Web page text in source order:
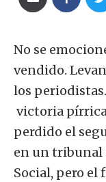
No se
vendido.
los
victoria
perdido el
en un tribunal
Social, pero el